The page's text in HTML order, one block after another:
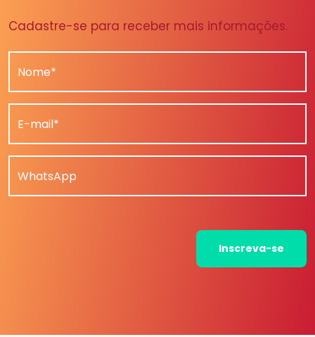
Cadastre-se para receber mais informações.
Nome*
E-mail*
WhatsApp
Inscreva-se